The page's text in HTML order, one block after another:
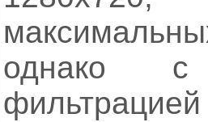
однако с